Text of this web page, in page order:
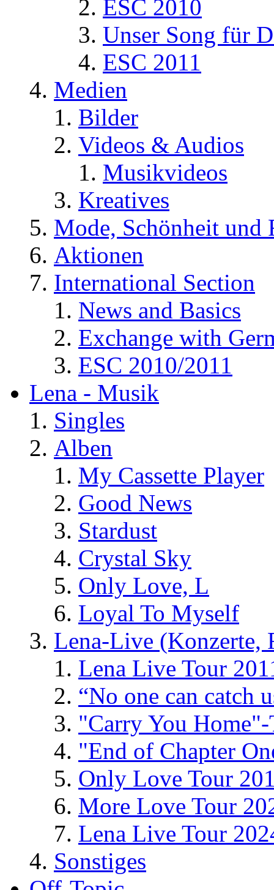
ESC 2010
Unser Song für
ESC 2011
Medien
Bilder
Videos & Audios
Musikvideos
Kreatives
Mode, Schönheit und
Aktionen
International Section
News and Basics
Exchange with
ESC 2010/2011
Lena - Musik
Singles
Alben
My Cassette Player
Good News
Stardust
Crystal Sky
Only Love, L
Loyal To Myself
Lena-Live (Konzerte,
Lena Live Tour
“No one can catch
"Carry You
"End of Chapter
Only Love Tour
More Love Tour
Lena Live Tour
Sonstiges